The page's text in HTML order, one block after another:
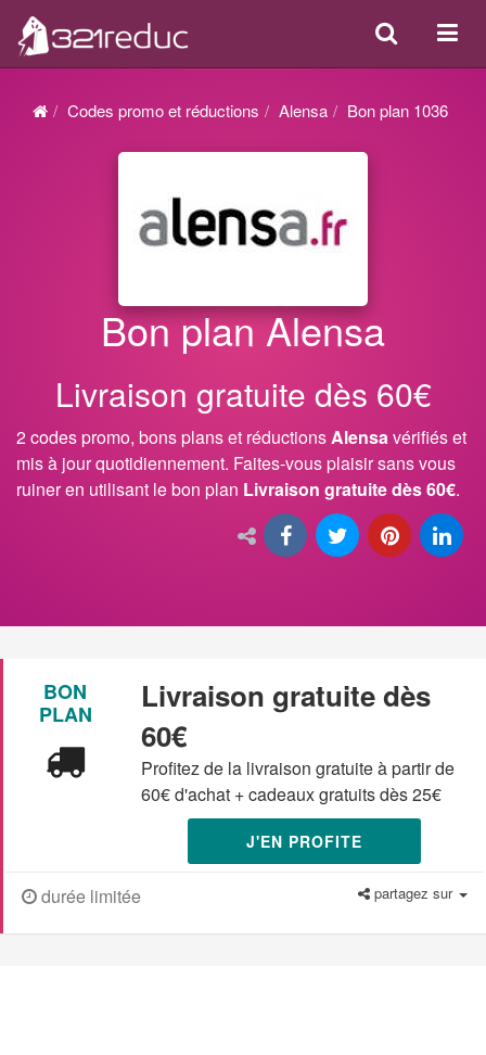
ou
Search
Codes promo et réductions Alensa Bon plan 1036
Bon plan Alensa
Livraison gratuite dès 60€
2 codes promo, bons plans et réductionsAlensavérifiés et
mis à jour quotidiennement. Faites-vous plaisir sans vous
ruiner en utilisant le bon plan Livraison gratuite dès 60€.
BON
PLAN
Livraison gratuite dès
60€
Profitez de la livraison gratuite à partir de
60€ d'achat + cadeaux gratuits dès 25€
J'EN PROFITE
durée limitée partagez sur